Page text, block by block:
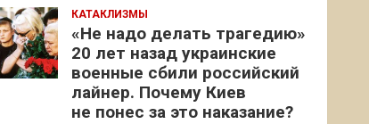
КАТАКЛИЗМЫ
«Не надо делать трагедию»
20 лет назад украинские
военные сбили российский
лайнер. Почему Киев
не понес за это наказание?